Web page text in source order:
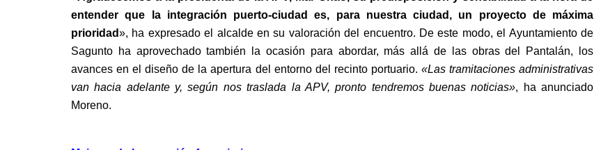
entender que la integración puerto-ciudad es, para nuestra ciudad, un proyecto de máxima
prioridad», ha expresado el alcalde en su valoración del encuentro. De este modo, el Ayuntamiento de
Sagunto ha aprovechado también la ocasión para abordar, más allá de las obras del Pantalán, los
avances en el diseño de la apertura del entorno del recinto portuario. «Las tramitaciones administrativas
van hacia adelante y, según nos traslada la APV, pronto tendremos buenas noticias», ha anunciado
Moreno.